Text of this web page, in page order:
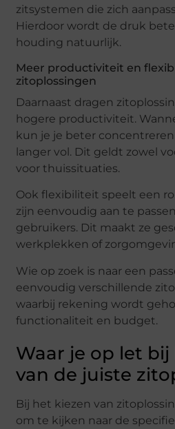
zitsystemen die zich
Hierdoor wordt de druk
houding natuurlijk.
Meer productiviteit en
zitoplossingen
Daarnaast dragen
hogere productiviteit.
kun je je beter
langer vol. Dit geldt zowel
voor thuissituaties.
Ook flexibiliteit speelt een
zijn eenvoudig aan te
gebruikers. Dit maakt ze
werkplekken of
Wie op zoek is naar een
eenvoudig verschillende
waarbij rekening wordt
functionaliteit en budget.
Waar je op let
van de juiste
Bij het kiezen van
om te kijken naar de